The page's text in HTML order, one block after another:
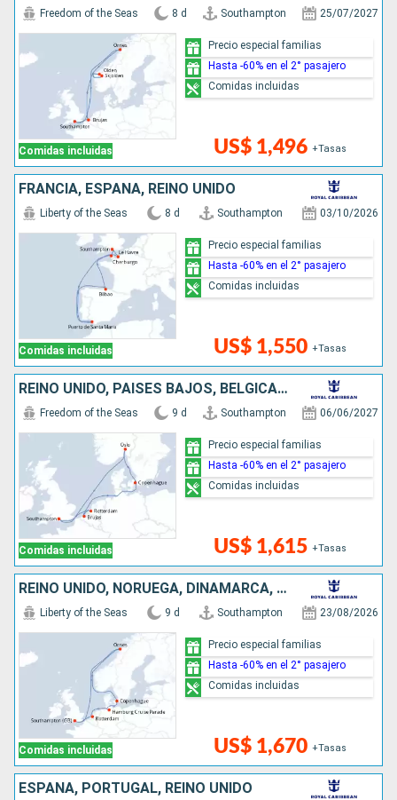
Comidas incluidas
Freedom of the Seas 8 d Southampton 25/07/2027
US$ 1,496 +Tasas
Precio especial familias
Hasta -60% en el 2° pasajero
Comidas incluidas
FRANCIA, ESPAÑA, REINO UNIDO
Comidas incluidas
Liberty of the Seas 8 d Southampton 03/10/2026
US$ 1,550 +Tasas
Precio especial familias
Hasta -60% en el 2° pasajero
Comidas incluidas
REINO UNIDO, PAISES BAJOS, BÉLGICA, DINAMARCA, NORUEGA
Comidas incluidas
Freedom of the Seas 9 d Southampton 06/06/2027
US$ 1,615 +Tasas
Precio especial familias
Hasta -60% en el 2° pasajero
Comidas incluidas
REINO UNIDO, NORUEGA, DINAMARCA, ALEMANIA, PAISES BAJOS
Comidas incluidas
Liberty of the Seas 9 d Southampton 23/08/2026
US$ 1,670 +Tasas
Precio especial familias
Hasta -60% en el 2° pasajero
Comidas incluidas
ESPAÑA, PORTUGAL, REINO UNIDO